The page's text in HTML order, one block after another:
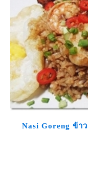
Nasi Goreng ข้